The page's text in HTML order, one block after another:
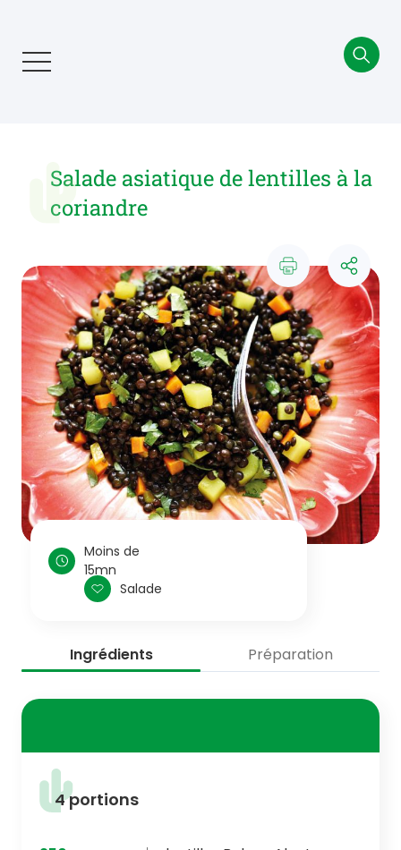
principalSalade asiatique de lentilles à la
coriandre
Moins de
15mn
Salade
Ingrédients Préparation
4 portions